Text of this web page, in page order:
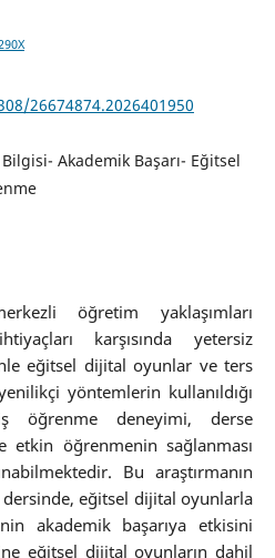
26674874.2026401950
Akademik Başarı- Eğitsel
öğretim yaklaşımları
karşısında yetersiz
eğitsel dijital oyunlar ve ters
yöntemlerin kullanıldığı
öğrenme deneyimi, derse
etkin öğrenmenin sağlanması
Bu araştırmanın
eğitsel dijital oyunlarla
akademik başarıya etkisini
eğitsel dijital oyunların dahil